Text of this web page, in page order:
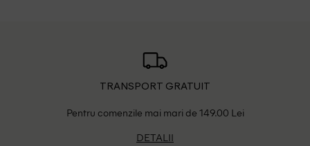
TRANSPORT GRATUIT
Pentru comenzile mai mari de 149.00 Lei
DETALII